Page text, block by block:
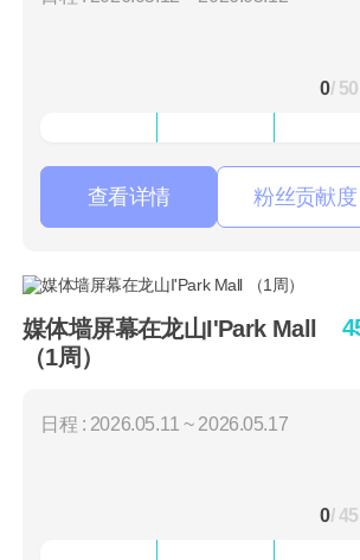
0/
查看详情 粉丝贡献度
媒体墙屏幕在龙山I'Park Mall
（1周）
日程 : 2026.05.11 ~ 2026.05.17
0/